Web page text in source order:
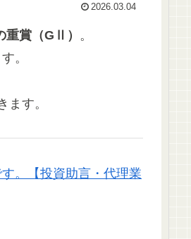
2026.03.04
重賞（GⅡ） 。
。
ます。
。【投資助言・代理業